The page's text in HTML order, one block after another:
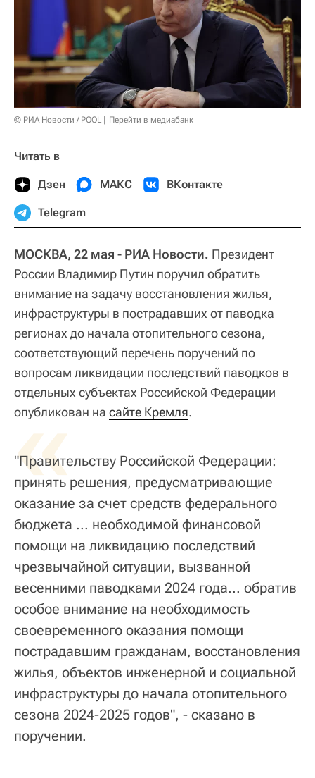
© РИА Новости / POOL Перейти в медиабанк
Читать в
Дзен МАКС ВКонтакте
Telegram
МОСКВА, 22 мая - РИА Новости. Президент
России Владимир Путин поручил обратить
внимание на задачу восстановления жилья,
инфраструктуры в пострадавших от паводка
регионах до начала отопительного сезона,
соответствующий перечень поручений по
вопросам ликвидации последствий паводков в
отдельных субъектах Российской Федерации
опубликован на сайте Кремля.
«
"Правительству Российской Федерации:
принять решения, предусматривающие
оказание за счет средств федерального
бюджета ... необходимой финансовой
помощи на ликвидацию последствий
чрезвычайной ситуации, вызванной
весенними паводками 2024 года... обратив
особое внимание на необходимость
своевременного оказания помощи
пострадавшим гражданам, восстановления
жилья, объектов инженерной и социальной
инфраструктуры до начала отопительного
сезона 2024-2025 годов", - сказано в
поручении.